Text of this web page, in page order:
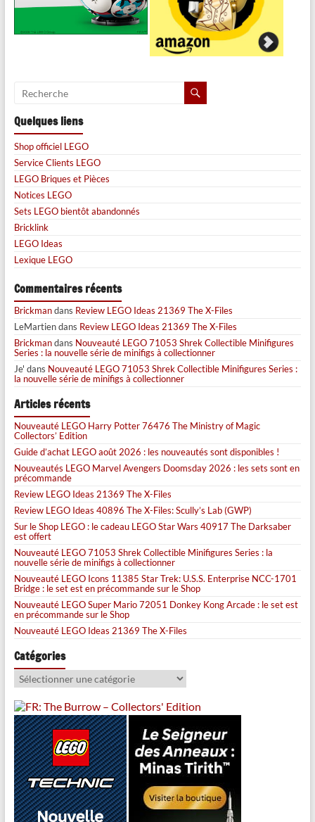
Quelques liens
Shop officiel LEGO
Service Clients LEGO
LEGO Briques et Pièces
Notices LEGO
Sets LEGO bientôt abandonnés
Bricklink
LEGO Ideas
Lexique LEGO
Commentaires récents
Brickmandans Review LEGO Ideas 21369 The X-Files
LeMartiendans Review LEGO Ideas 21369 The X-Files
Brickmandans Nouveauté LEGO 71053 Shrek Collectible Minifigures
Series : la nouvelle série de minifigs à collectionner
Je' dans Nouveauté LEGO 71053 Shrek Collectible Minifigures Series :
la nouvelle série de minifigs à collectionner
Articles récents
Nouveauté LEGO Harry Potter 76476 The Ministry of Magic
Collectors’ Edition
Guide d’achat LEGO août 2026 : les nouveautés sont disponibles !
Nouveautés LEGO Marvel Avengers Doomsday 2026 : les sets sont en
précommande
Review LEGO Ideas 21369 The X-Files
Review LEGO Ideas 40896 The X-Files: Scully’s Lab (GWP)
Sur le Shop LEGO : le cadeau LEGO Star Wars 40917 The Darksaber
est offert
Nouveauté LEGO 71053 Shrek Collectible Minifigures Series : la
nouvelle série de minifigs à collectionner
Nouveauté LEGO Icons 11385 Star Trek: U.S.S. Enterprise NCC-1701
Bridge : le set est en précommande sur le Shop
Nouveauté LEGO Super Mario 72051 Donkey Kong Arcade : le set est
en précommande sur le Shop
Nouveauté LEGO Ideas 21369 The X-Files
Catégories
Catégories